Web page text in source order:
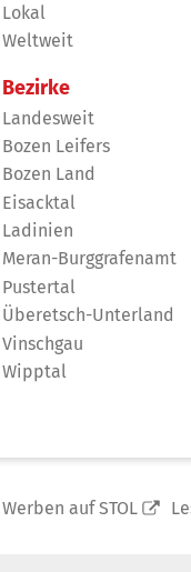
Lokal
Weltweit
Bezirke
Landesweit
Bozen Leifers
Bozen Land
Eisacktal
Ladinien
Meran-Burggrafenamt
Pustertal
Überetsch-Unterland
Vinschgau
Wipptal
Werben auf STOL